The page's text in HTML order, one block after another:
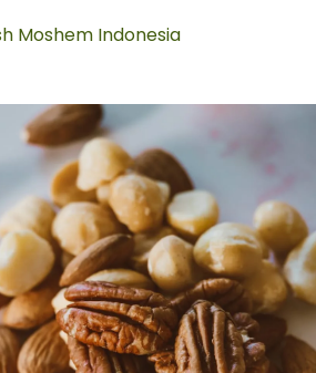
Moshem Indonesia